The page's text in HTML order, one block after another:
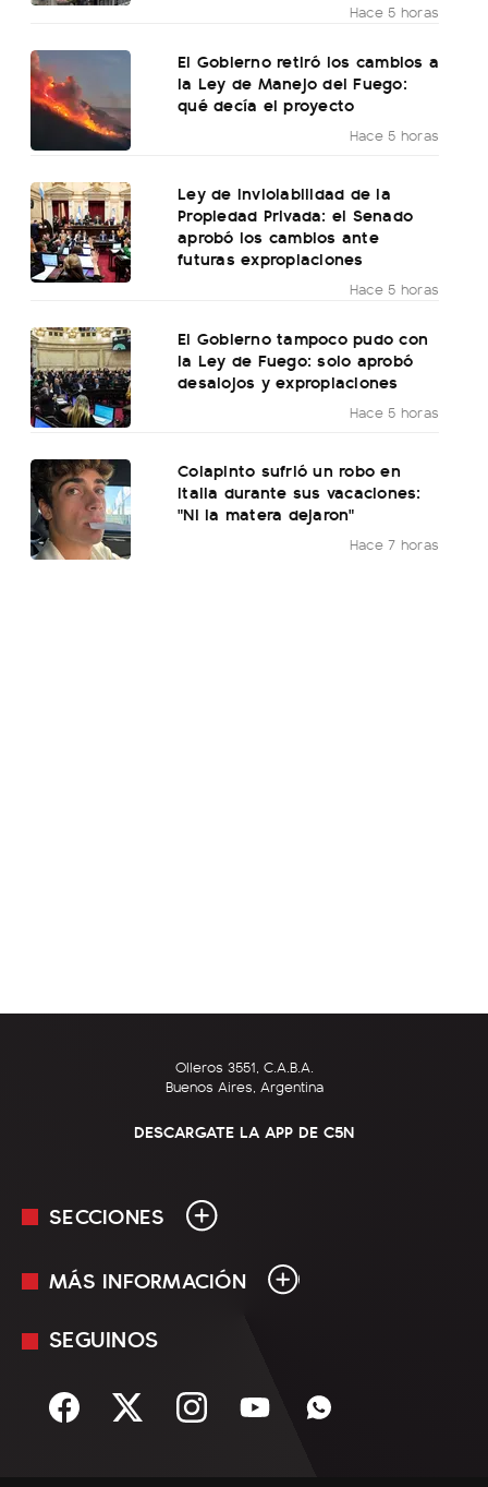
Hace 5 horas
El Gobierno retiró los cambios a
la Ley de Manejo del Fuego:
qué decía el proyecto
Hace 5 horas
Ley de Inviolabilidad de la
Propiedad Privada: el Senado
aprobó los cambios ante
futuras expropiaciones
Hace 5 horas
El Gobierno tampoco pudo con
la Ley de Fuego: solo aprobó
desalojos y expropiaciones
Hace 5 horas
Colapinto sufrió un robo en
Italia durante sus vacaciones:
"Ni la matera dejaron"
Hace 7 horas
Olleros 3551, C.A.B.A.
Buenos Aires, Argentina
DESCARGATE LA APP DE C5N
SECCIONES
En Vivo
Sociedad
MÁS INFORMACIÓN
Mediakit
Términos y condiciones
SEGUINOS